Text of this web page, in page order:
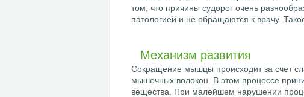
том, что причины судорог очень
патологией и не обращаются к врачу.
Механизм развития
Сокращение мышцы происходит за счет
мышечных волокон. В этом процессе
вещества. При малейшем нарушении